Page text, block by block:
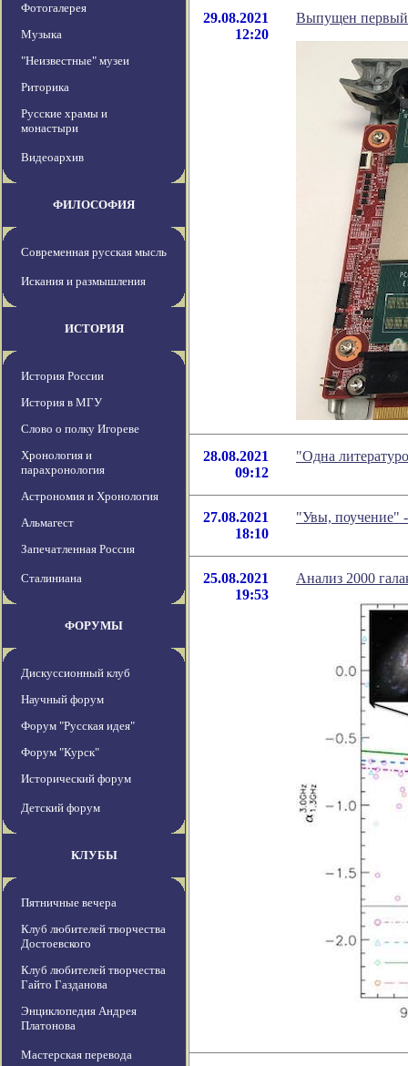
Фотогалерея
Музыка
"Неизвестные" музеи
Риторика
Русские храмы и
монастыри
Видеоархив
ФИЛОСОФИЯ
Современная русская мысль
Искания и размышления
ИСТОРИЯ
История России
История в МГУ
Слово о полку Игореве
Хронология и
парахронология
Астрономия и Хронология
Альмагест
Запечатленная Россия
Сталиниана
ФОРУМЫ
Дискуссионный клуб
Научный форум
Форум "Русская идея"
Форум "Курск"
Исторический форум
Детский форум
КЛУБЫ
Пятничные вечера
Клуб любителей творчества
Достоевского
Клуб любителей творчества
Гайто Газданова
Энциклопедия Андрея
Платонова
Мастерская перевода
29.08.2021
12:20
Выпущен первый
28.08.2021
09:12
"Одна
27.08.2021
18:10
"Увы, поучение"
25.08.2021
19:53
Анализ 2000